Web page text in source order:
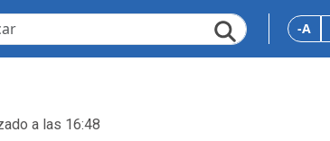
-A
a las 16:48